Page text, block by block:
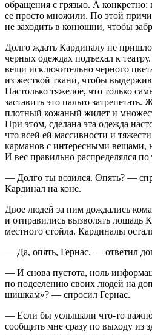
обращения с грязью. А конкретно:
ее просто множили. По этой
не заходить в конюшни, чтобы
Долго ждать Кардиналу не
черных одеждах подъехал к
вещи исключительно черного
из жесткой ткани, чтобы
Настолько тяжелое, что только
заставить это пальто
плотный кожаный жилет и
При этом, сделана эта одежда
что всей ей массивности и
карманов с интересными вещами,
И вес правильно распределялся по
— Долго ты возился. Опять? —
Кардинал на коне.
Двое людей за ним дождались
и отправились вызволять лошадь
местного стойла. Кардиналы
— Да, опять, Гернас. — ответил
— И снова пустота, ноль
по подселению своих людей на
шишкам»? — спросил Гернас.
— Если бы услышали что-то
сообщить мне сразу по выходу из